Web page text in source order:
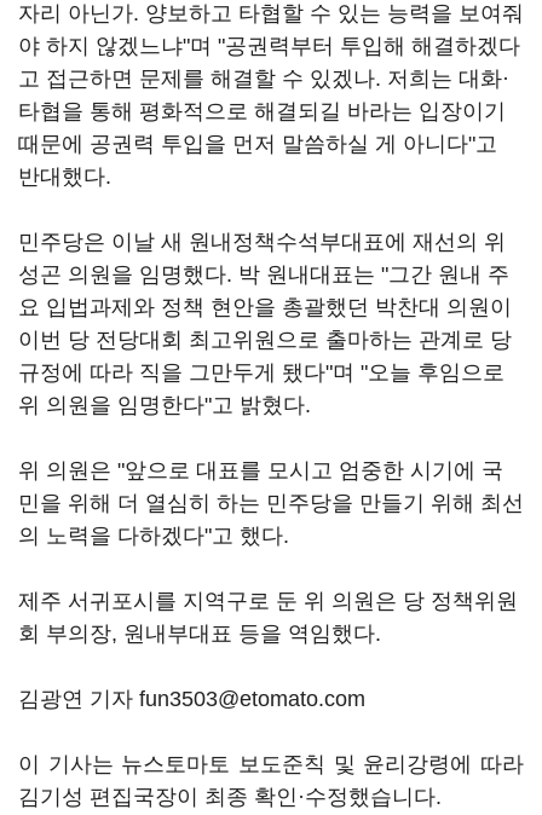
자리 아닌가. 양보하고 타협할 수 있는 능력을 보여줘
야 하지 않겠느냐"며 "공권력부터 투입해 해결하겠다
고 접근하면 문제를 해결할 수 있겠나. 저희는 대화·
타협을 통해 평화적으로 해결되길 바라는 입장이기
때문에 공권력 투입을 먼저 말씀하실 게 아니다"고
반대했다.
민주당은 이날 새 원내정책수석부대표에 재선의 위
성곤 의원을 임명했다. 박 원내대표는 "그간 원내 주
요 입법과제와 정책 현안을 총괄했던 박찬대 의원이
이번 당 전당대회 최고위원으로 출마하는 관계로 당
규정에 따라 직을 그만두게 됐다"며 "오늘 후임으로
위 의원을 임명한다"고 밝혔다.
위 의원은 "앞으로 대표를 모시고 엄중한 시기에 국
민을 위해 더 열심히 하는 민주당을 만들기 위해 최선
의 노력을 다하겠다"고 했다.
제주 서귀포시를 지역구로 둔 위 의원은 당 정책위원
회 부의장, 원내부대표 등을 역임했다.
김광연 기자 fun3503@etomato.com
이 기사는 뉴스토마토 보도준칙 및 윤리강령에 따라
김기성 편집국장이 최종 확인·수정했습니다.